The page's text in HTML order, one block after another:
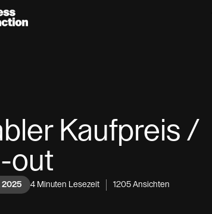
Kaufpreis /
out
2025 4 Minuten Lesezeit 1205 Ansichten